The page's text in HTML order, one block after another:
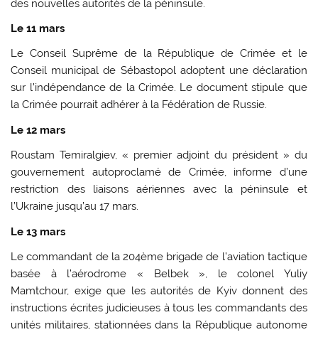
des nouvelles autorités de la péninsule.
Le 11 mars
Le Conseil Suprême de la République de Crimée et le
Conseil municipal de Sébastopol adoptent une déclaration
sur l’indépendance de la Crimée. Le document stipule que
la Crimée pourrait adhérer à la Fédération de Russie.
Le 12 mars
Roustam Temiralgiev, « premier adjoint du président » du
gouvernement autoproclamé de Crimée, informe d’une
restriction des liaisons aériennes avec la péninsule et
l’Ukraine jusqu’au 17 mars.
Le 13 mars
Le commandant de la 204ème brigade de l’aviation tactique
basée à l’aérodrome « ​​Belbek », le colonel Yuliy
Mamtchour, exige que les autorités de Kyiv donnent des
instructions écrites judicieuses à tous les commandants des
unités militaires, stationnées dans la République autonome